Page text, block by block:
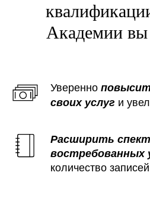
Академии вы
Уверенно
своих услуг и
Расширить
востребованных
количество записей